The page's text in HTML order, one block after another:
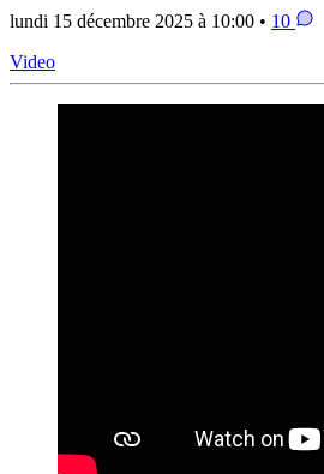
lundi 15 décembre 2025 à 10:00 • 10
Video